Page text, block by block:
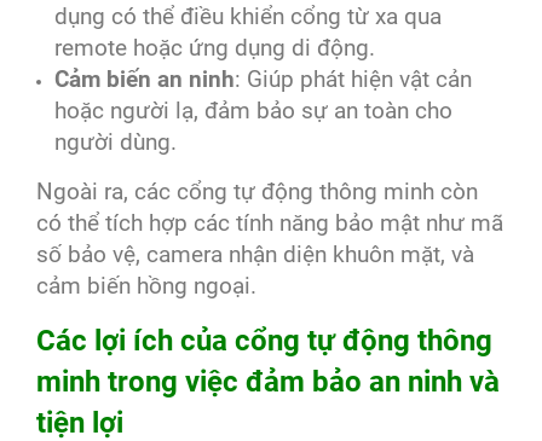
dụng có thể điều khiển cổng từ xa qua
remote hoặc ứng dụng di động.
Cảm biến an ninh: Giúp phát hiện vật cản
hoặc người lạ, đảm bảo sự an toàn cho
người dùng.
Ngoài ra, các cổng tự động thông minh còn
có thể tích hợp các tính năng bảo mật như mã
số bảo vệ, camera nhận diện khuôn mặt, và
cảm biến hồng ngoại.
Các lợi ích của cổng tự động thông
minh trong việc đảm bảo an ninh và
tiện lợi